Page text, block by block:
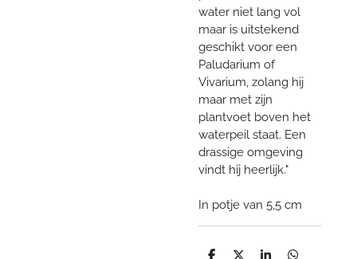
water niet lang vol
maar is uitstekend
geschikt voor een
Paludarium of
Vivarium, zolang hij
maar met zijn
plantvoet boven het
waterpeil staat. Een
drassige omgeving
vindt hij heerlijk."
In potje van 5,5 cm